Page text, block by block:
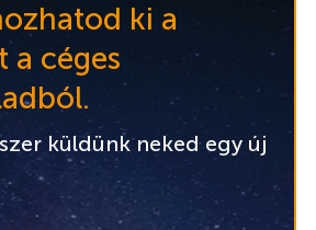
ki a
a céges
küldünk neked egy új